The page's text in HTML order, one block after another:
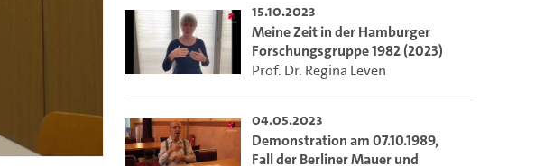
15.10.2023
Meine Zeit in der Hamburger
Forschungsgruppe 1982 (2023)
Prof. Dr. Regina Leven
04.05.2023
Demonstration am 07.10.1989,
Fall der Berliner Mauer und